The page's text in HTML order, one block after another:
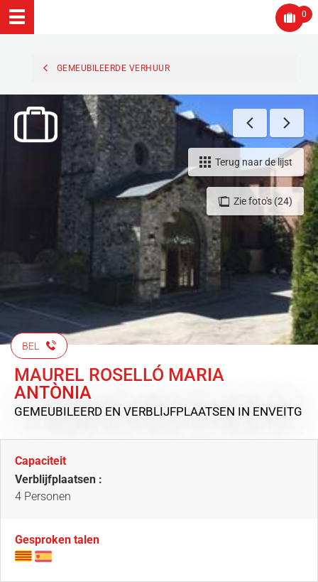
0
GEMEUBILEERDE VERHUUR
Zie foto's (24)
Terug naar de lijst
BEL
MAUREL ROSELLÓ MARIA
ANTÒNIA
GEMEUBILEERD EN VERBLIJFPLAATSEN IN ENVEITG
Capaciteit
Verblijfplaatsen :
4 Personen
Gesproken talen